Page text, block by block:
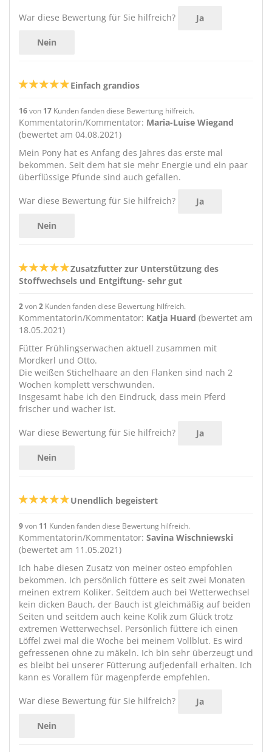
War diese Bewertung für Sie hilfreich? Ja
Nein
Einfach grandios
16von 17 Kunden fanden diese Bewertung hilfreich.
Kommentatorin/Kommentator: Maria-Luise Wiegand
(bewertet am 04.08.2021)
Mein Pony hat es Anfang des Jahres das erste mal
bekommen. Seit dem hat sie mehr Energie und ein paar
überflüssige Pfunde sind auch gefallen.
War diese Bewertung für Sie hilfreich? Ja
Nein
Zusatzfutter zur Unterstützung des
Stoffwechsels und Entgiftung- sehr gut
2von2 Kunden fanden diese Bewertung hilfreich.
Kommentatorin/Kommentator: Katja Huard (bewertet am
18.05.2021)
Fütter Frühlingserwachen aktuell zusammen mit
Mordkerl und Otto.
Die weißen Stichelhaare an den Flanken sind nach 2
Wochen komplett verschwunden.
Insgesamt habe ich den Eindruck, dass mein Pferd
frischer und wacher ist.
War diese Bewertung für Sie hilfreich? Ja
Nein
Unendlich begeistert
9von 11 Kunden fanden diese Bewertung hilfreich.
Kommentatorin/Kommentator: Savina Wischniewski
(bewertet am 11.05.2021)
Ich habe diesen Zusatz von meiner osteo empfohlen
bekommen. Ich persönlich füttere es seit zwei Monaten
meinen extrem Koliker. Seitdem auch bei Wetterwechsel
kein dicken Bauch, der Bauch ist gleichmäßig auf beiden
Seiten und seitdem auch keine Kolik zum Glück trotz
extremen Wetterwechsel. Persönlich füttere ich einen
Löffel zwei mal die Woche bei meinem Vollblut. Es wird
gefressenen ohne zu mäkeln. Ich bin sehr überzeugt und
es bleibt bei unserer Fütterung aufjedenfall erhalten. Ich
kann es Vorallem für magenpferde empfehlen.
War diese Bewertung für Sie hilfreich? Ja
Nein